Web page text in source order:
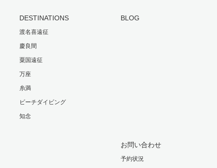
DESTINATIONS
渡名喜遠征
慶良間
粟国遠征
万座
糸満
ビーチダイビング
知念
BLOG
お問い合わせ
予約状況